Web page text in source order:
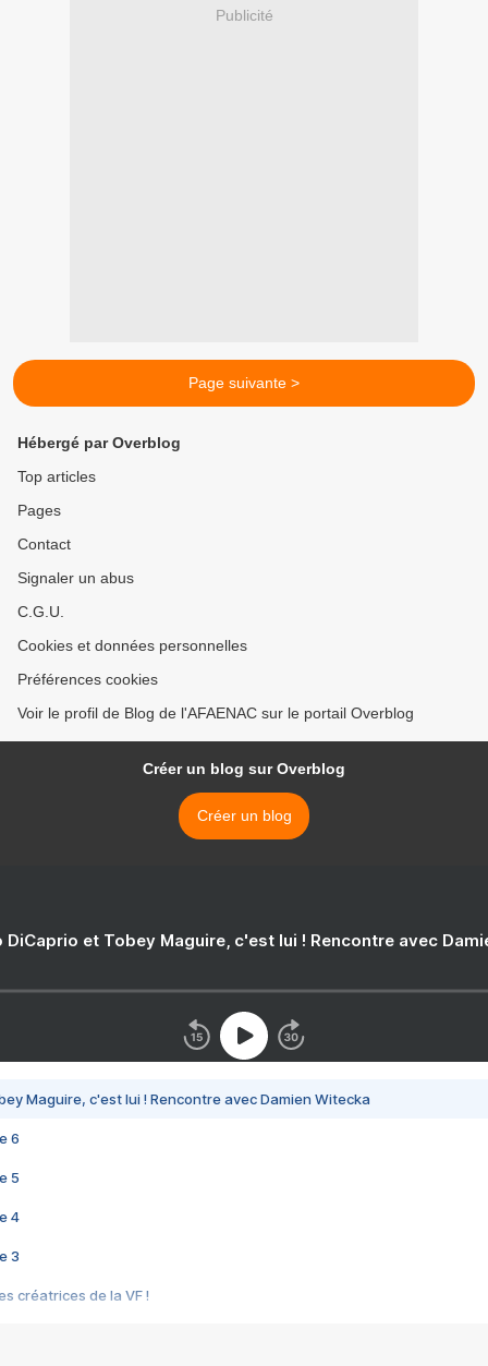
Publicité
Page suivante >
Hébergé par Overblog
Top articles
Pages
Contact
Signaler un abus
C.G.U.
Cookies et données personnelles
Préférences cookies
Voir le profil de Blog de l'AFAENAC sur le portail Overblog
Créer un blog sur Overblog
Créer un blog
DiCaprio et Tobey Maguire, c'est lui ! Rencontre avec
Maguire, c'est lui ! Rencontre avec Damien Witecka
6
5
4
3
créatrices de la VF !